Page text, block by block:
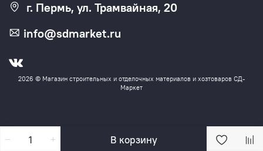
В корзину
2026 © Магазин строительных и отделочных материалов и хозтоваров СД-
Маркет
г. Пермь, ул. Трамвайная, 20
info@sdmarket.ru